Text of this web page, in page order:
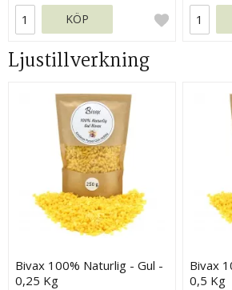
KÖP
Ljustillverkning
Bivax 100% Naturlig - Gul -
0,25 Kg
Bivax
0,5 Kg